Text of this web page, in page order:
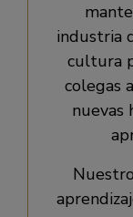
industria
cultura
colegas
nuevas